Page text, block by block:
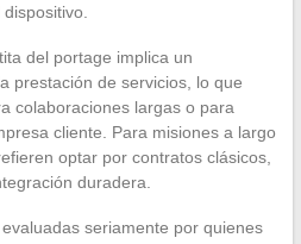
del portage implica un
prestación de servicios, lo que
colaboraciones largas o para
cliente. Para misiones a largo
optar por contratos clásicos,
duradera.
seriamente por quienes